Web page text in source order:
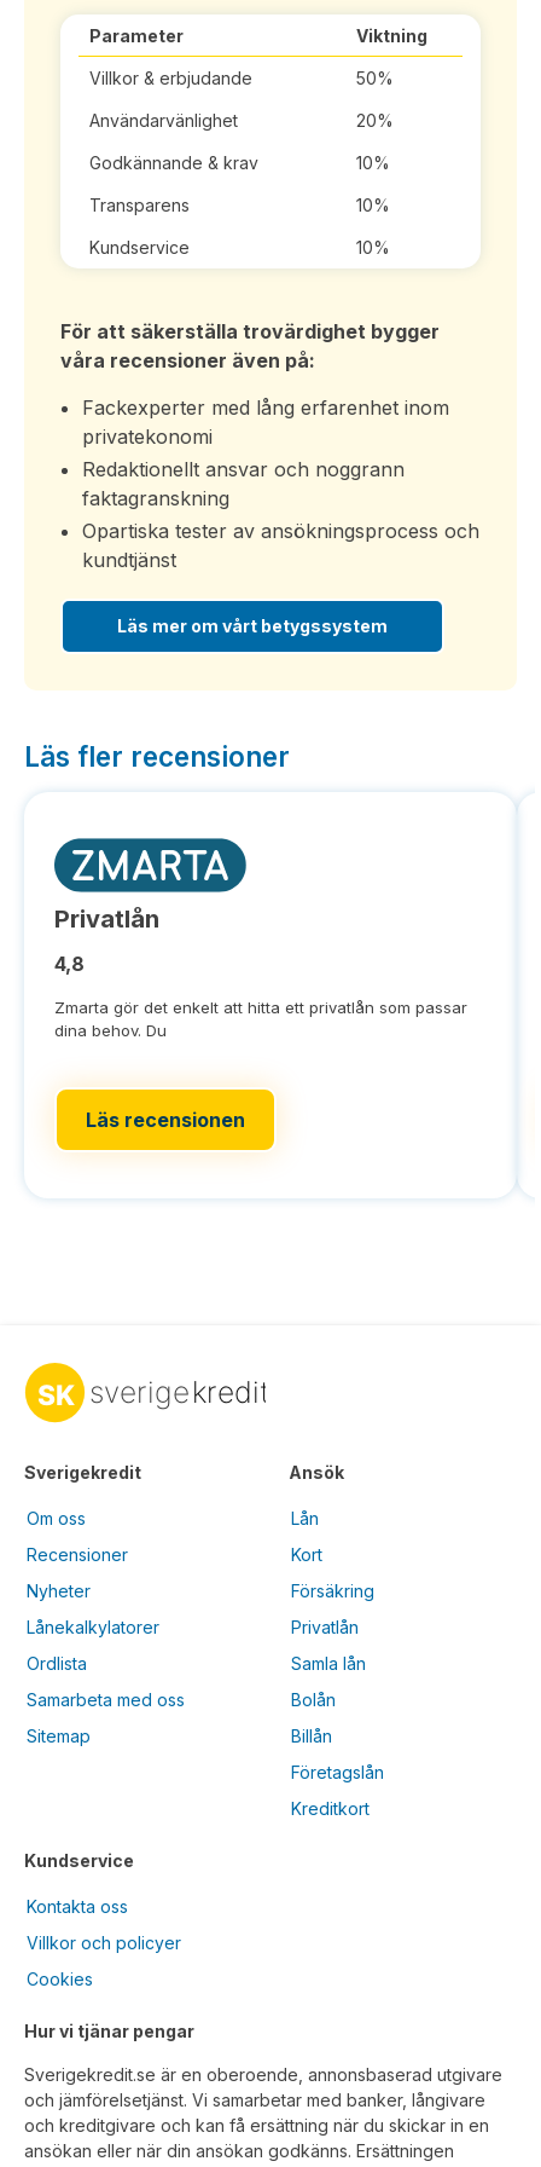
Parameter Viktning
Villkor & erbjudande 50%
Användarvänlighet 20%
Godkännande & krav 10%
Transparens 10%
Kundservice 10%
För att säkerställa trovärdighet bygger
våra recensioner även på:
Fackexperter med lång erfarenhet inom
privatekonomi
Redaktionellt ansvar och noggrann
faktagranskning
Opartiska tester av ansökningsprocess och
kundtjänst
Läs mer om vårt betygssystem
Läs fler recensioner
Privatlån
4,8
Zmarta gör det enkelt att hitta ett privatlån som passar
dina behov. Du
Läs recensionen
Sverigekredit
Om oss
Recensioner
Nyheter
Lånekalkylatorer
Ordlista
Samarbeta med oss
Sitemap
Kundservice
Kontakta oss
Villkor och policyer
Cookies
Ansök
Lån
Kort
Försäkring
Privatlån
Samla lån
Bolån
Billån
Företagslån
Kreditkort
Hur vi tjänar pengar
Sverigekredit.se är en oberoende, annonsbaserad utgivare
och jämförelsetjänst. Vi samarbetar med banker, långivare
och kreditgivare och kan få ersättning när du skickar in en
ansökan eller när din ansökan godkänns. Ersättningen